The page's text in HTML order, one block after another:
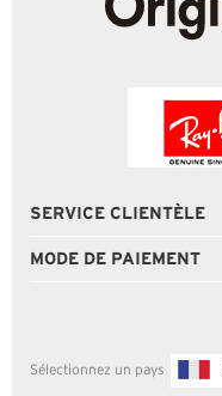
SERVICE CLIENTÈLE
MODE DE PAIEMENT
Sélectionnez un pays